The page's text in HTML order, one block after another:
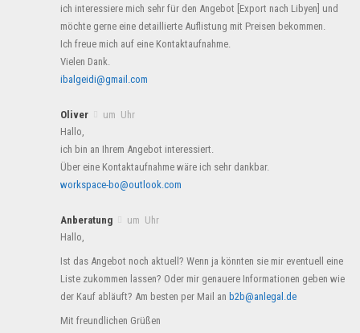
ich interessiere mich sehr für den Angebot [Export nach Libyen] und
möchte gerne eine detaillierte Auflistung mit Preisen bekommen.
Ich freue mich auf eine Kontaktaufnahme.
Vielen Dank.
ibalgeidi@gmail.com
Oliver
um Uhr
Hallo,
ich bin an Ihrem Angebot interessiert.
Über eine Kontaktaufnahme wäre ich sehr dankbar.
workspace-bo@outlook.com
Anberatung
um Uhr
Hallo,
Ist das Angebot noch aktuell? Wenn ja könnten sie mir eventuell eine
Liste zukommen lassen? Oder mir genauere Informationen geben wie
der Kauf abläuft? Am besten per Mail an b2b@anlegal.de
Mit freundlichen Grüßen